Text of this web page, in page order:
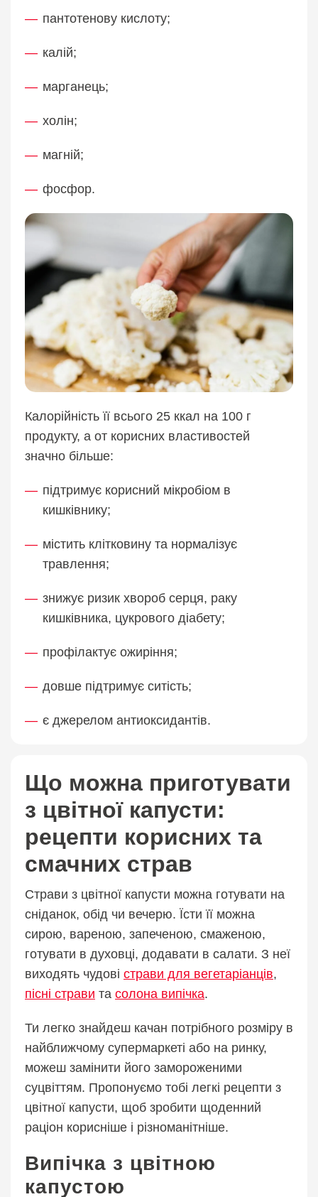
пантотенову кислоту;
калій;
марганець;
холін;
магній;
фосфор.
Калорійність її всього 25 ккал на 100 г
продукту, а от корисних властивостей
значно більше:
підтримує корисний мікробіом в
кишківнику;
містить клітковину та нормалізує
травлення;
знижує ризик хвороб серця, раку
кишківника, цукрового діабету;
профілактує ожиріння;
довше підтримує ситість;
є джерелом антиоксидантів.
Що можна приготувати
з цвітної капусти:
рецепти корисних та
смачних страв
Страви з цвітної капусти можна готувати на
сніданок, обід чи вечерю. Їсти її можна
сирою, вареною, запеченою, смаженою,
готувати в духовці, додавати в салати. З неї
виходять чудові страви для вегетаріанців,
пісні страви та солона випічкa.
Ти легко знайдеш качан потрібного розміру в
найближчому супермаркеті або на ринку,
можеш замінити його замороженими
суцвіттям. Пропонуємо тобі легкі рецепти з
цвітної капусти, щоб зробити щоденний
раціон корисніше і різноманітніше.
Випічка з цвітною
капустою